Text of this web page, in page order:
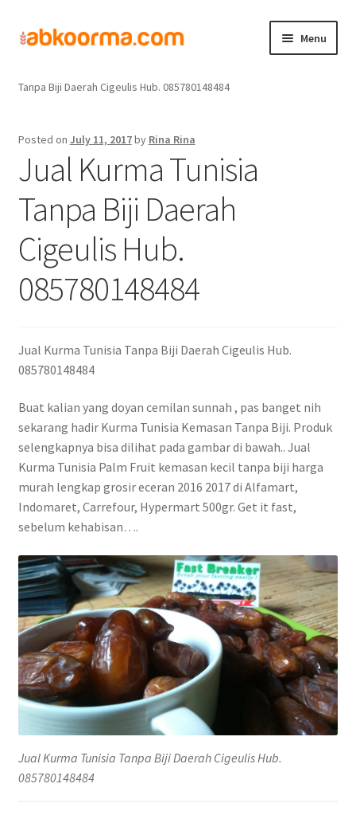
Menu
Home
Cara Order
Hubungi Kami
Tanpa Biji Daerah Cigeulis Hub. 085780148484
Posted on July 11, 2017by Rina Rina
Jual Kurma Tunisia
Tanpa Biji Daerah
Cigeulis Hub.
085780148484
Jual Kurma Tunisia Tanpa Biji Daerah Cigeulis Hub.
085780148484
Buat kalian yang doyan cemilan sunnah , pas banget nih
sekarang hadir Kurma Tunisia Kemasan Tanpa Biji. Produk
selengkapnya bisa dilihat pada gambar di bawah.. Jual
Kurma Tunisia Palm Fruit kemasan kecil tanpa biji harga
murah lengkap grosir eceran 2016 2017 di Alfamart,
Indomaret, Carrefour, Hypermart 500gr. Get it fast,
sebelum kehabisan….
Jual Kurma Tunisia Tanpa Biji Daerah Cigeulis Hub.
085780148484